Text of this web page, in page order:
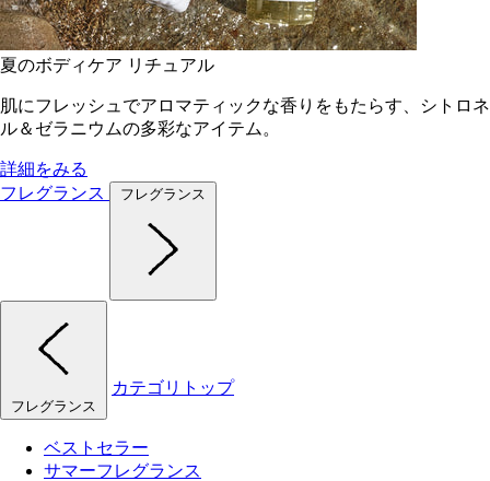
夏のボディケア リチュアル
肌にフレッシュでアロマティックな香りをもたらす、シトロネ
ル＆ゼラニウムの多彩なアイテム。
詳細をみる
フレグランス
フレグランス
フレグランス
カテゴリトップ
ベストセラー
サマーフレグランス